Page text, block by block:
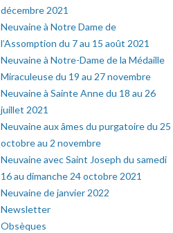
décembre 2021
Neuvaine à Notre Dame de
l’Assomption du 7 au 15 août 2021
Neuvaine à Notre-Dame de la Médaille
Miraculeuse du 19 au 27 novembre
Neuvaine à Sainte Anne du 18 au 26
juillet 2021
Neuvaine aux âmes du purgatoire du 25
octobre au 2 novembre
Neuvaine avec Saint Joseph du samedi
16 au dimanche 24 octobre 2021
Neuvaine de janvier 2022
Newsletter
Obsèques